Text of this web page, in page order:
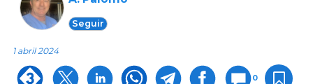
Seguir
1 abril 2024
0